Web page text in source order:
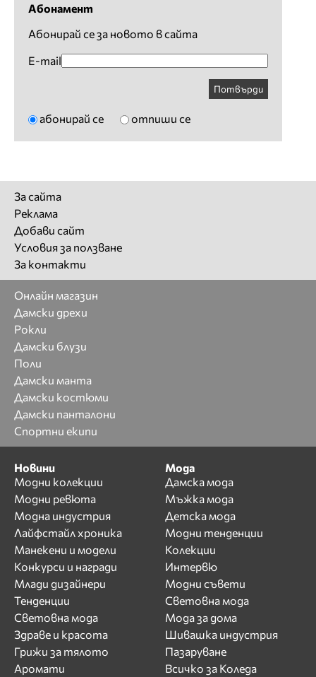
Абонамент
Абонирай се за новото в сайта
E-mail
Потвърди
абонирай се отпиши се
За сайта
Реклама
Добави сайт
Условия за ползване
За контакти
Онлайн магазин
Дамски дрехи
Рокли
Дамски блузи
Поли
Дамски манта
Дамски костюми
Дамски панталони
Спортни екипи
Новини
Модни колекции
Модни ревюта
Модна индустрия
Лайфстайл хроника
Манекени и модели
Конкурси и награди
Млади дизайнери
Тенденции
Световна мода
Здраве и красота
Грижи за тялото
Аромати
Мода
Дамска мода
Мъжка мода
Детска мода
Модни тенденции
Колекции
Интервю
Модни съвети
Световна мода
Мода за дома
Шивашка индустрия
Пазаруване
Всичко за Коледа